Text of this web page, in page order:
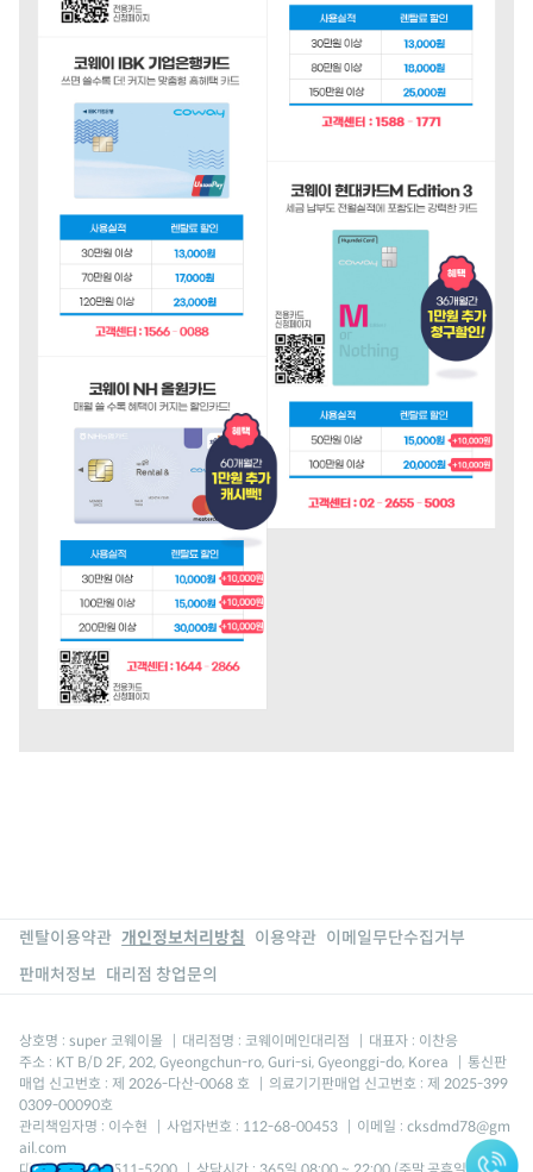
렌탈이용약관 개인정보처리방침 이용약관 이메일무단수집거부
판매처정보 대리점 창업문의
상호명 : super 코웨이몰 대리점명 : 코웨이메인대리점
대표자 : 이찬응
주소 : KT B/D 2F, 202, Gyeongchun-ro, Guri-si, Gyeonggi-do, Korea
통신판
매업 신고번호 : 제 2026-다산-0068 호
의료기기판매업 신고번호 : 제 2025-399
0309-00090호
관리책임자명 : 이수현
사업자번호 : 112-68-00453
이메일 : cksdmd78@gm
ail.com